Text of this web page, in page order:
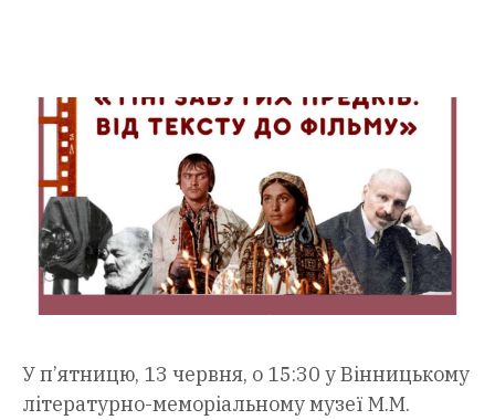
У п’ятницю, 13 червня, о 15:30 у Вінницькому
літературно-меморіальному музеї М.М.